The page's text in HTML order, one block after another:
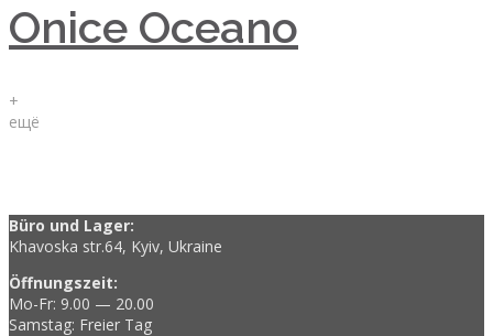
Onice Oceano
+
ещё
Büro und Lager:
Khavoska str.64, Kyiv, Ukraine
Öffnungszeit:
Mo-Fr: 9.00 — 20.00
Samstag: Freier Tag